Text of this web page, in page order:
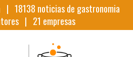
| 18138 noticias de gastronomia
| 21 empresas